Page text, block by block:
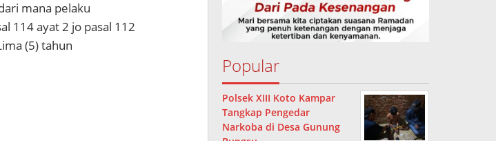
mana pelaku
114 ayat 2 jo pasal 112
(5) tahun
Popular
Polsek XIII Koto Kampar
Tangkap Pengedar
Narkoba di Desa Gunung